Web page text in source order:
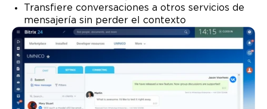
Transfiere conversaciones a otros servicios de
mensajería sin perder el contexto